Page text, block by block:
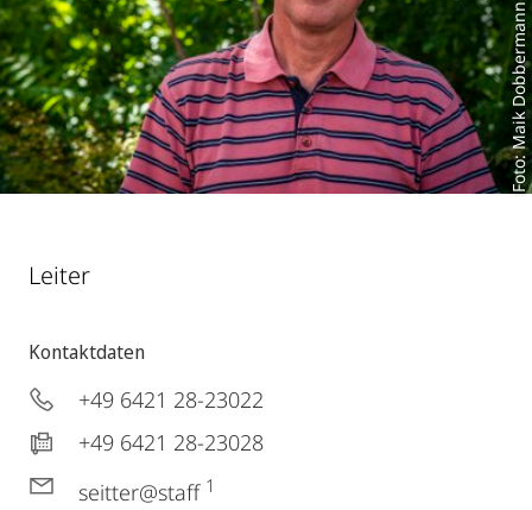
Foto: Maik Dobbermann
Leiter
Kontaktdaten
+49 6421 28-23022
+49 6421 28-23028
seitter@staff 1